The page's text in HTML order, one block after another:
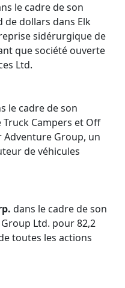
le cadre de son
de dollars dans Elk
sidérurgique de
que société ouverte
Ltd.
le cadre de son
Campers et Off
Group, un
de véhicules
dans le cadre de son
Ltd. pour 82,2
toutes les actions